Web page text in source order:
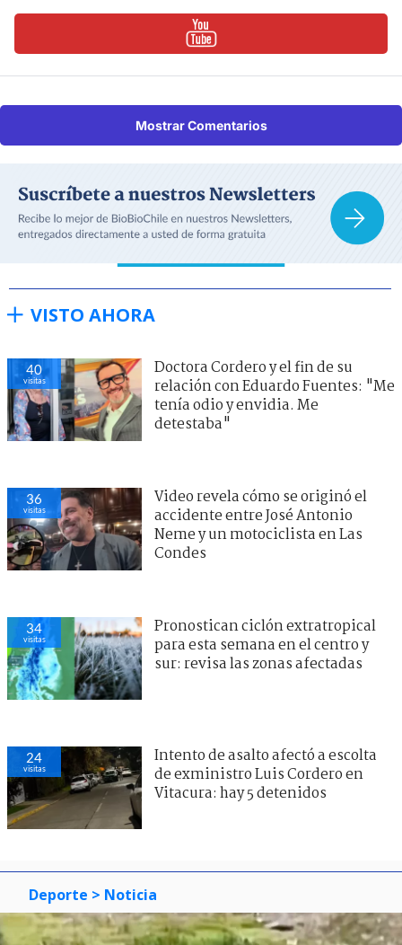
Mostrar Comentarios
VISTO AHORA
40
visitas
Doctora Cordero y el fin de su
relación con Eduardo Fuentes: "Me
tenía odio y envidia. Me
detestaba"
36
visitas
Video revela cómo se originó el
accidente entre José Antonio
Neme y un motociclista en Las
Condes
34
visitas
Pronostican ciclón extratropical
para esta semana en el centro y
sur: revisa las zonas afectadas
24
visitas
Intento de asalto afectó a escolta
de exministro Luis Cordero en
Vitacura: hay 5 detenidos
Deporte > Noticia